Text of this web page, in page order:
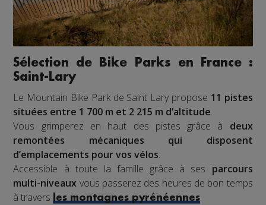
Sélection de Bike Parks en France :
Saint-Lary
Le Mountain Bike Park de Saint Lary propose 11 pistes
situées entre 1 700 m et 2 215 m d’altitude.
Vous grimperez en haut des pistes grâce à deux
remontées mécaniques qui disposent
d’emplacements pour vos vélos.
Accessible à toute la famille grâce à ses parcours
multi-niveaux vous passerez des heures de bon temps
à traversles montagnes pyrénéennes.